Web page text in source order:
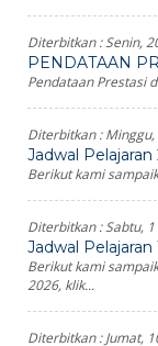
Diterbitkan :Senin,
PENDATAAN
Pendataan Prestasi
Diterbitkan :Minggu,
Jadwal
Berikut kami
Diterbitkan :Sabtu,
Jadwal Pelajaran
Berikut kami
2026, klik...
Diterbitkan :Jumat,